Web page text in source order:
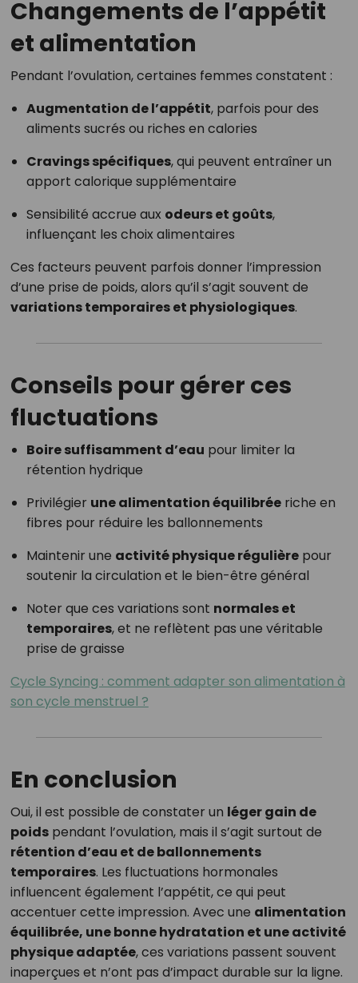
Changements de l’appétit
et alimentation
Pendant l’ovulation, certaines femmes constatent :
Augmentation de l’appétit, parfois pour des
aliments sucrés ou riches en calories
Cravings spécifiques, qui peuvent entraîner un
apport calorique supplémentaire
Sensibilité accrue aux odeurs et goûts,
influençant les choix alimentaires
Ces facteurs peuvent parfois donner l’impression
d’une prise de poids, alors qu’il s’agit souvent de
variations temporaires et physiologiques.
Conseils pour gérer ces
fluctuations
Boire suffisamment d’eau pour limiter la
rétention hydrique
Privilégier une alimentation équilibréeriche en
fibres pour réduire les ballonnements
Maintenir une activité physique régulièrepour
soutenir la circulation et le bien-être général
Noter que ces variations sont normales et
temporaires, et ne reflètent pas une véritable
prise de graisse
Cycle Syncing : comment adapter son alimentation à
son cycle menstruel ?
En conclusion
Oui, il est possible de constater un léger gain de
poidspendant l’ovulation, mais il s’agit surtout de
rétention d’eau et de ballonnements
temporaires. Les fluctuations hormonales
influencent également l’appétit, ce qui peut
accentuer cette impression. Avec une alimentation
équilibrée, une bonne hydratation et une activité
physique adaptée, ces variations passent souvent
inaperçues et n’ont pas d’impact durable sur la ligne.